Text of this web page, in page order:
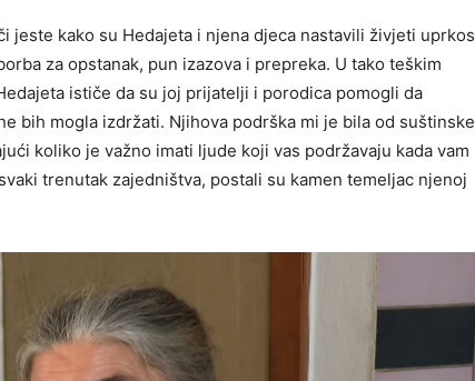
jeste kako su Hedajeta i njena djeca nastavili živjeti uprkos
za opstanak, pun izazova i prepreka. U tako teškim
ističe da su joj prijatelji i porodica pomogli da
bih mogla izdržati. Njihova podrška mi je bila od suštinske
koliko je važno imati ljude koji vas podržavaju kada vam
trenutak zajedništva, postali su kamen temeljac njenoj